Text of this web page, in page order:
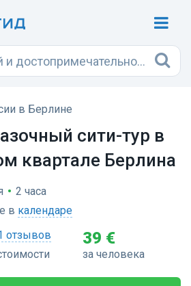
в Берлине
сити-тур в
квартале Берлина
• 2 часа
в календаре
отзывов
39 €
за человека